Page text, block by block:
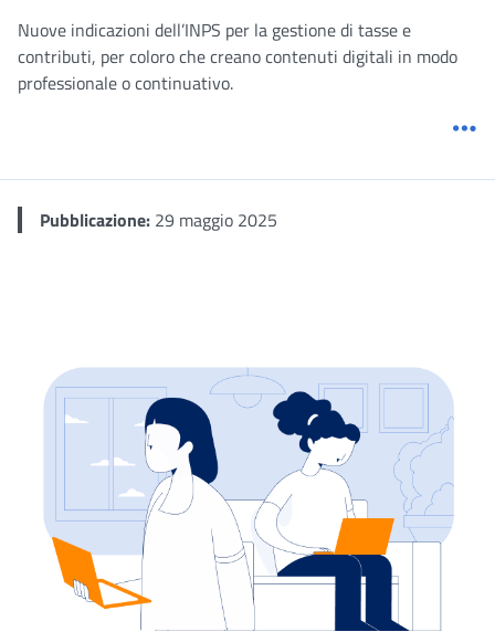
Nuove indicazioni dell’INPS per la gestione di tasse e
contributi, per coloro che creano contenuti digitali in modo
professionale o continuativo.
Pubblicazione: 29 maggio 2025